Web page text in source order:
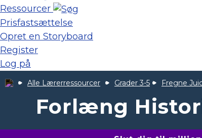
Ressourcer
Prisfastsættelse
Opret en Storyboard
Register
Log på
Alle Lærerressourcer Grader 3-5 Fregne
Forlæng